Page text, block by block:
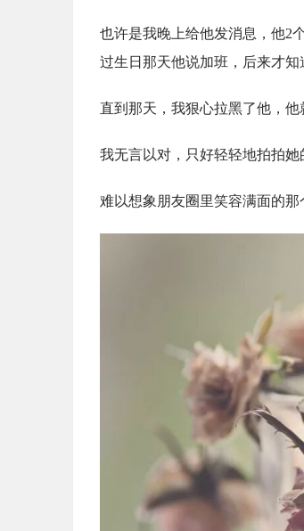
也许是我晚上给他发消息，他2
过生日那天他说加班，后来才知
直到那天，我狠心拉黑了他，他
我无言以对，只好轻轻地拍拍她
难以想象朋友圈里笑容满面的那